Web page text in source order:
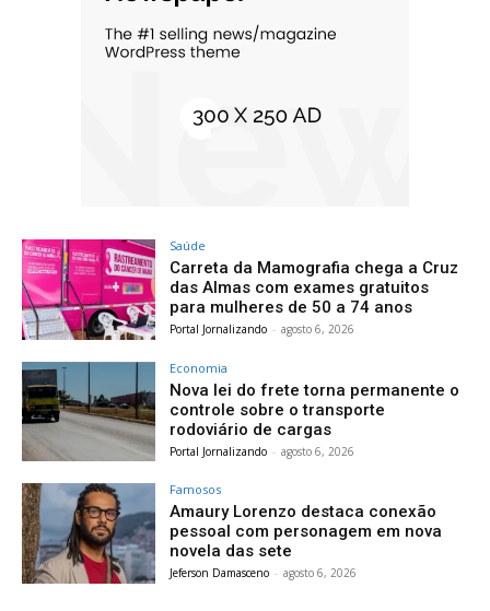
Saúde
Carreta da Mamografia chega a Cruz
das Almas com exames gratuitos
para mulheres de 50 a 74 anos
Portal Jornalizando - agosto 6, 2026
Economia
Nova lei do frete torna permanente o
controle sobre o transporte
rodoviário de cargas
Portal Jornalizando - agosto 6, 2026
Famosos
Amaury Lorenzo destaca conexão
pessoal com personagem em nova
novela das sete
Jeferson Damasceno - agosto 6, 2026